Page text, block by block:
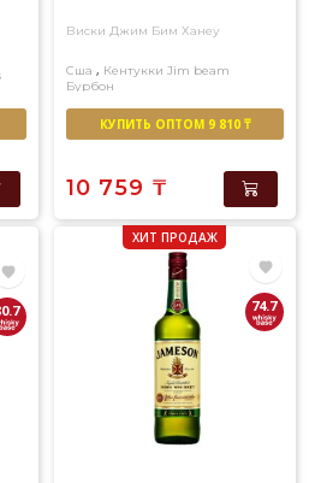
Виски Джим Бим Ханеу
Сша , Кентукки Jim beam
Бурбон
КУПИТЬ ОПТОМ 9 810 ₸
10 759 ₸
ХИТ ПРОДАЖ
74.7